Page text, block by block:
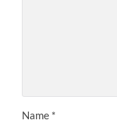
Name *